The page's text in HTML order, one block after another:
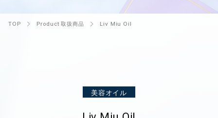
TOP Product 取扱商品 Liv Miu Oil
美容オイル